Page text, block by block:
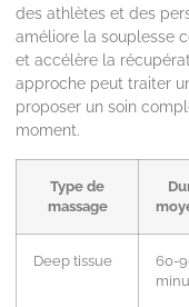
des athlètes et des
améliore la souplesse
et accélère la
approche peut traiter
proposer un soin
moment.
Type de
massage
Deep tissue
60-